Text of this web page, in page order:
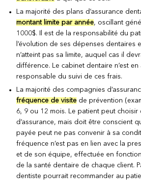
La majorité des plans d’assurance
montant limite par année, oscillant
1000$. Il est de la responsabilité du
l’évolution de ses dépenses dentaires
n’atteint pas sa limite, auquel cas il
différence. Le cabinet dentaire n’est en
responsable du suivi de ces frais.
La majorité des compagnies
fréquence de visite de prévention
6, 9 ou 12 mois. Le patient peut choisir
d’assurance, mais doit être conscient
payée peut ne pas convenir à sa
fréquence n’est pas en lien avec la
et de son équipe, effectuée en
de la santé dentaire de chaque client.
dentiste pourrait recommander au